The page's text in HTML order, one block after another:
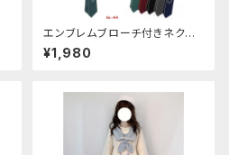
エンブレムブローチ付きネクタ
イ(グリーン)
¥1,980